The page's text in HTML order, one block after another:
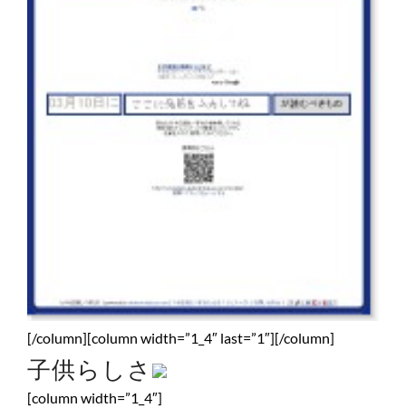
[/column][column width=”1_4″ last=”1″][/column]
子供らしさ
[column width=”1_4″]